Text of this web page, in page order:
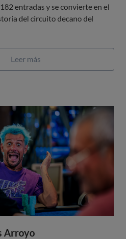
entradas y se convierte en el
del circuito decano del
Leer más
Arroyo